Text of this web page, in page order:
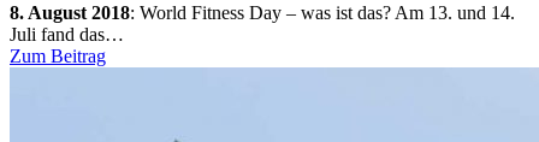
8. August 2018: World Fitness Day – was ist das? Am 13. und 14.
Juli fand das…
Zum Beitrag